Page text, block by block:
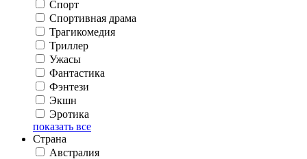
Спорт
Спортивная драма
Трагикомедия
Триллер
Ужасы
Фантастика
Фэнтези
Экшн
Эротика
показать все
Страна
Австралия